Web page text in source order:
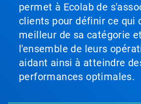
permet à Ecolab de
clients pour définir ce qui
meilleur de sa catégorie
l'ensemble de leurs
aidant ainsi à atteindre
performances optimales.